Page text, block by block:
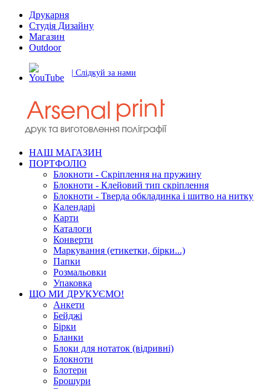
Друкарня
Студія Дизайну
Магазин
Outdoor
| Слідкуй за нами
НАШ МАГАЗИН
ПОРТФОЛІО
Блокноти - Скріплення на пружину
Блокноти - Клейовий тип скріплення
Блокноти - Тверда обкладинка і шитво на нитку
Календарі
Карти
Каталоги
Конверти
Маркування (етикетки, бірки...)
Папки
Розмальовки
Упаковка
ЩО МИ ДРУКУЄМО!
Анкети
Бейджі
Бірки
Бланки
Блоки для нотаток (відривні)
Блокноти
Блотери
Брошури